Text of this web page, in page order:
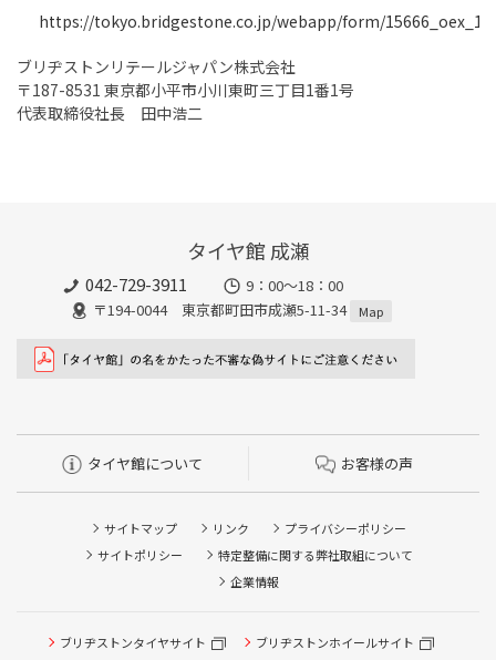
https://tokyo.bridgestone.co.jp/webapp/form/15666_oex_1/
ブリヂストンリテールジャパン株式会社
〒187-8531 東京都小平市小川東町三丁目1番1号
代表取締役社長 田中浩二
タイヤ館 成瀬
042-729-3911
9：00～18：00
〒194-0044 東京都町田市成瀬5-11-34
Map
タイヤ館について お客様の声
サイトマップ リンク
プライバシーポリシー
サイトポリシー
特定整備に関する弊社取組について
企業情報
ブリヂストンタイヤサイト ブリヂストンホイールサイト